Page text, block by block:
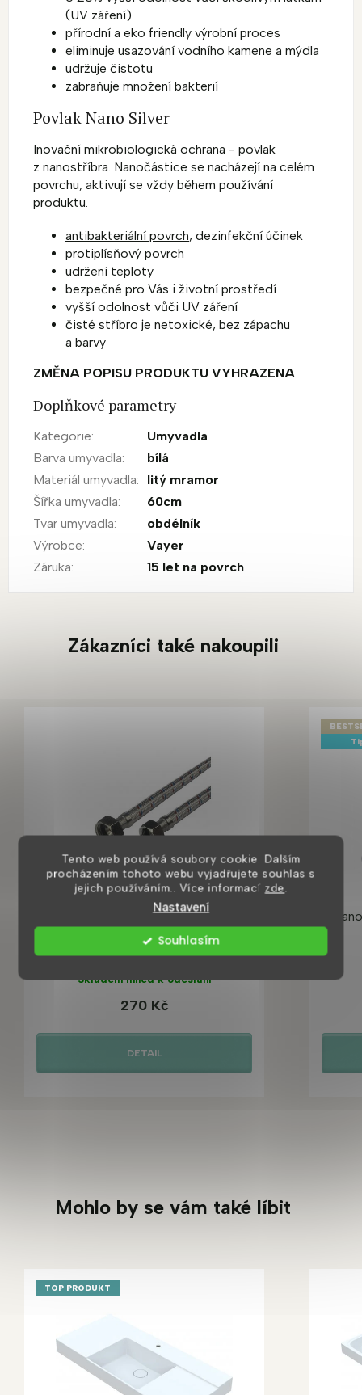
Tento web používá soubory cookie. Dalším
procházením tohoto webu vyjadřujete souhlas s
jejich používáním.. Více informací zde
Nastavení
Souhlasím
(UV záření)
přírodní a eko friendly výrobní proces
eliminuje usazování vodního kamene a mýdla
udržuje čistotu
zabraňuje množení bakterií
Povlak Nano Silver
Inovační mikrobiologická ochrana - povlak
z nanostříbra. Nanočástice se nacházejí na celém
povrchu, aktivují se vždy během používání
produktu.
antibakteriální povrch, dezinfekční účinek
protiplísňový povrch
udržení teploty
bezpečné pro Vás i životní prostředí
vyšší odolnost vůči UV záření
čisté stříbro je netoxické, bez zápachu
a barvy
ZMĚNA POPISU PRODUKTU VYHRAZENA
Doplňkové parametry
Kategorie:
Umyvadla
Barva umyvadla:
bílá
Materiál umyvadla:
litý mramor
Šířka umyvadla:
60cm
Tvar umyvadla:
obdélník
Výrobce:
Vayer
Záruka: 15 let na povrch
Zákazníci také nakoupili
Připojovací hadice 100 cm 2ks
Skladem ihned k odeslání
270 Kč
DETAIL
Mohlo by se vám také líbit
TOP PRODUKT